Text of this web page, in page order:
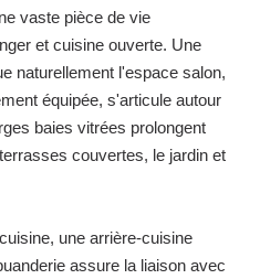
vaste pièce de vie
et cuisine ouverte. Une
naturellement l'espace salon,
équipée, s'articule autour
baies vitrées prolongent
couvertes, le jardin et
une arrière-cuisine
assure la liaison avec